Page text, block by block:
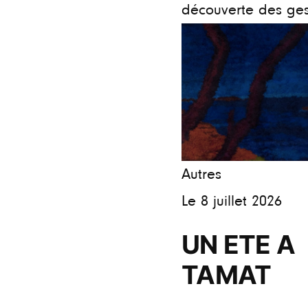
découverte des
Autres
Le 8 juillet 2026
UN ETE A
TAMAT